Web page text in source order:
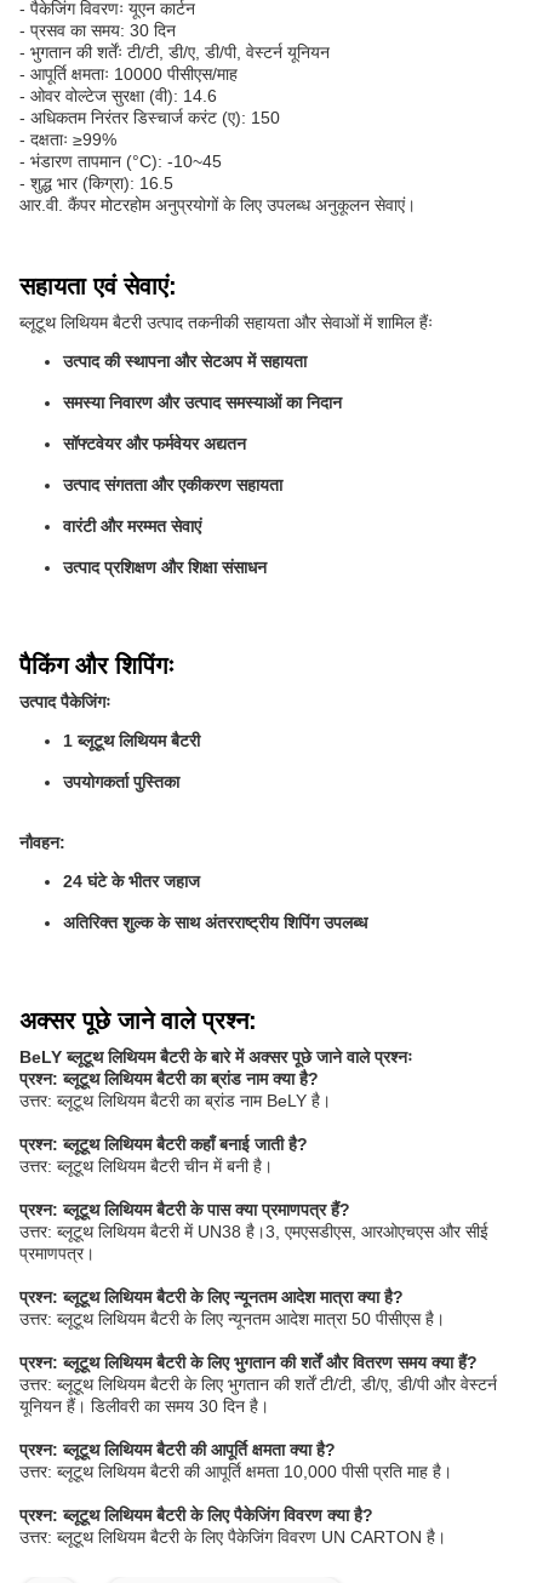
- पैकेजिंग विवरणः यूएन कार्टन
- प्रसव का समय: 30 दिन
- भुगतान की शर्तेंः टी/टी, डी/ए, डी/पी, वेस्टर्न यूनियन
- आपूर्ति क्षमताः 10000 पीसीएस/माह
- ओवर वोल्टेज सुरक्षा (वी): 14.6
- अधिकतम निरंतर डिस्चार्ज करंट (ए): 150
- दक्षताः ≥99%
- भंडारण तापमान (°C): -10~45
- शुद्ध भार (किग्रा): 16.5
आर.वी. कैंपर मोटरहोम अनुप्रयोगों के लिए उपलब्ध अनुकूलन सेवाएं।
सहायता एवं सेवाएं:
ब्लूटूथ लिथियम बैटरी उत्पाद तकनीकी सहायता और सेवाओं में शामिल हैंः
उत्पाद की स्थापना और सेटअप में सहायता
समस्या निवारण और उत्पाद समस्याओं का निदान
सॉफ्टवेयर और फर्मवेयर अद्यतन
उत्पाद संगतता और एकीकरण सहायता
वारंटी और मरम्मत सेवाएं
उत्पाद प्रशिक्षण और शिक्षा संसाधन
पैकिंग और शिपिंगः
उत्पाद पैकेजिंगः
1 ब्लूटूथ लिथियम बैटरी
उपयोगकर्ता पुस्तिका
नौवहन:
24 घंटे के भीतर जहाज
अतिरिक्त शुल्क के साथ अंतरराष्ट्रीय शिपिंग उपलब्ध
अक्सर पूछे जाने वाले प्रश्न:
BeLY ब्लूटूथ लिथियम बैटरी के बारे में अक्सर पूछे जाने वाले प्रश्नः
प्रश्न: ब्लूटूथ लिथियम बैटरी का ब्रांड नाम क्या है?
उत्तर: ब्लूटूथ लिथियम बैटरी का ब्रांड नाम BeLY है।
प्रश्न: ब्लूटूथ लिथियम बैटरी कहाँ बनाई जाती है?
उत्तर: ब्लूटूथ लिथियम बैटरी चीन में बनी है।
प्रश्न: ब्लूटूथ लिथियम बैटरी के पास क्या प्रमाणपत्र हैं?
उत्तर: ब्लूटूथ लिथियम बैटरी में UN38 है।3, एमएसडीएस, आरओएचएस और सीई
प्रमाणपत्र।
प्रश्न: ब्लूटूथ लिथियम बैटरी के लिए न्यूनतम आदेश मात्रा क्या है?
उत्तर: ब्लूटूथ लिथियम बैटरी के लिए न्यूनतम आदेश मात्रा 50 पीसीएस है।
प्रश्न: ब्लूटूथ लिथियम बैटरी के लिए भुगतान की शर्तें और वितरण समय क्या हैं?
उत्तर: ब्लूटूथ लिथियम बैटरी के लिए भुगतान की शर्तें टी/टी, डी/ए, डी/पी और वेस्टर्न
यूनियन हैं। डिलीवरी का समय 30 दिन है।
प्रश्न: ब्लूटूथ लिथियम बैटरी की आपूर्ति क्षमता क्या है?
उत्तर: ब्लूटूथ लिथियम बैटरी की आपूर्ति क्षमता 10,000 पीसी प्रति माह है।
प्रश्न: ब्लूटूथ लिथियम बैटरी के लिए पैकेजिंग विवरण क्या है?
उत्तर: ब्लूटूथ लिथियम बैटरी के लिए पैकेजिंग विवरण UN CARTON है।